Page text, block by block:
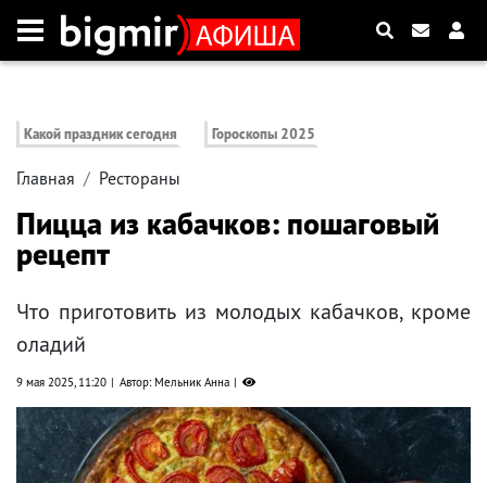
Какой праздник сегодня Гороскопы 2025
Главная Рестораны
Пицца из кабачков: пошаговый
рецепт
Что приготовить из молодых кабачков, кроме
оладий
9 мая 2025, 11:20 Автор: Мельник Анна